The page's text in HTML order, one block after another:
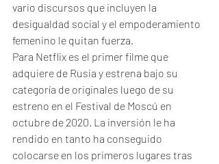
vario discursos que incluyen la
desigualdad social y el empoderamiento
femenino le quitan fuerza.
Para Netflix es el primer filme que
adquiere de Rusia y estrena bajo su
categoría de originales luego de su
estreno en el Festival de Moscú en
octubre de 2020. La inversión le ha
rendido en tanto ha conseguido
colocarse en los primeros lugares tras